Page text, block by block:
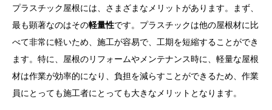
プラスチック屋根には、さまざまなメリットがあります。まず、
最も顕著なのはその軽量性です。プラスチックは他の屋根材に比
べて非常に軽いため、施工が容易で、工期を短縮することができ
ます。特に、屋根のリフォームやメンテナンス時に、軽量な屋根
材は作業が効率的になり、負担を減らすことができるため、作業
員にとっても施工者にとっても大きなメリットとなります。